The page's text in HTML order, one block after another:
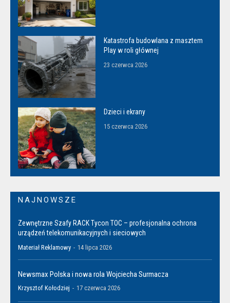
Katastrofa budowlana z masztem
Play w roli głównej
23 czerwca 2026
Dzieci i ekrany
15 czerwca 2026
NAJNOWSZE
Zewnętrzne Szafy RACK Tycon TOC – profesjonalna ochrona
urządzeń telekomunikacyjnych i sieciowych
Materiał Reklamowy - 14 lipca 2026
Newsmax Polska i nowa rola Wojciecha Surmacza
Krzysztof Kołodziej - 17 czerwca 2026